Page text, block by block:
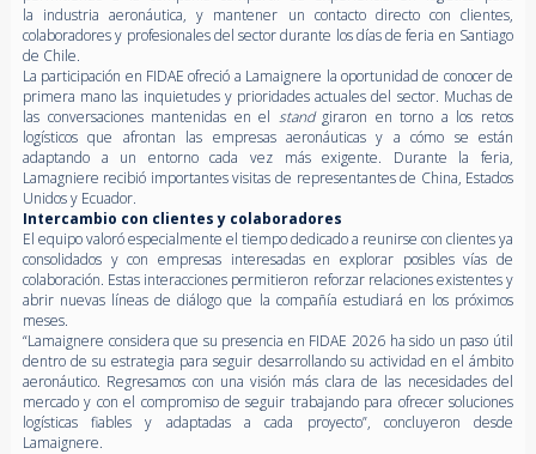
la industria aeronáutica, y mantener un contacto directo con clientes,
colaboradores y profesionales del sector durante los días de feria en Santiago
de Chile.
La participación en FIDAE ofreció a Lamaignere la oportunidad de conocer de
primera mano las inquietudes y prioridades actuales del sector. Muchas de
las conversaciones mantenidas en el standgiraron en torno a los retos
logísticos que afrontan las empresas aeronáuticas y a cómo se están
adaptando a un entorno cada vez más exigente. Durante la feria,
Lamagniere recibió importantes visitas de representantes de China, Estados
Unidos y Ecuador.
Intercambio con clientes y colaboradores
El equipo valoró especialmente el tiempo dedicado a reunirse con clientes ya
consolidados y con empresas interesadas en explorar posibles vías de
colaboración. Estas interacciones permitieron reforzar relaciones existentes y
abrir nuevas líneas de diálogo que la compañía estudiará en los próximos
meses.
“Lamaignere considera que su presencia en FIDAE 2026 ha sido un paso útil
dentro de su estrategia para seguir desarrollando su actividad en el ámbito
aeronáutico. Regresamos con una visión más clara de las necesidades del
mercado y con el compromiso de seguir trabajando para ofrecer soluciones
logísticas fiables y adaptadas a cada proyecto”, concluyeron desde
Lamaignere.